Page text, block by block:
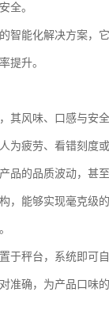
全。
智能化解决方案，
提升。
风味、口感与安
为疲劳、看错刻度
品的品质波动，甚至
，能够实现毫克级的
秤台，系统即可
确，为产品口味